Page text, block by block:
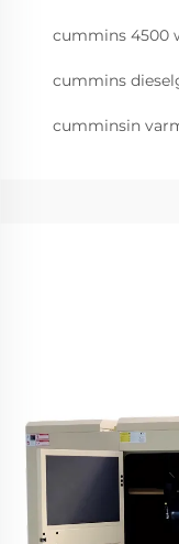
cummins 4500
cummins
cumminsin